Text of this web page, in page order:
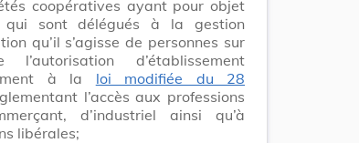
coopératives ayant pour objet
sont délégués à la gestion
qu’il s’agisse de personnes sur
l’autorisation d’établissement
à la loi modifiée du 28
l’accès aux professions
d’industriel ainsi qu’à
libérales;